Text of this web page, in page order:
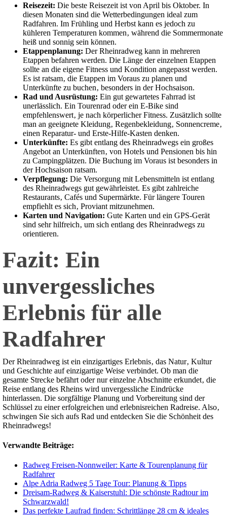
Reisezeit: Die beste Reisezeit ist von April bis Oktober. In
diesen Monaten sind die Wetterbedingungen ideal zum
Radfahren. Im Frühling und Herbst kann es jedoch zu
kühleren Temperaturen kommen‚ während die Sommermonate
heiß und sonnig sein können.
Etappenplanung: Der Rheinradweg kann in mehreren
Etappen befahren werden. Die Länge der einzelnen Etappen
sollte an die eigene Fitness und Kondition angepasst werden.
Es ist ratsam‚ die Etappen im Voraus zu planen und
Unterkünfte zu buchen‚ besonders in der Hochsaison.
Rad und Ausrüstung: Ein gut gewartetes Fahrrad ist
unerlässlich. Ein Tourenrad oder ein E-Bike sind
empfehlenswert‚ je nach körperlicher Fitness. Zusätzlich sollte
man an geeignete Kleidung‚ Regenbekleidung‚ Sonnencreme‚
einen Reparatur- und Erste-Hilfe-Kasten denken.
Unterkünfte: Es gibt entlang des Rheinradwegs ein großes
Angebot an Unterkünften‚ von Hotels und Pensionen bis hin
zu Campingplätzen. Die Buchung im Voraus ist besonders in
der Hochsaison ratsam.
Verpflegung: Die Versorgung mit Lebensmitteln ist entlang
des Rheinradwegs gut gewährleistet. Es gibt zahlreiche
Restaurants‚ Cafés und Supermärkte. Für längere Touren
empfiehlt es sich‚ Proviant mitzunehmen.
Karten und Navigation: Gute Karten und ein GPS-Gerät
sind sehr hilfreich‚ um sich entlang des Rheinradwegs zu
orientieren.
Fazit: Ein
unvergessliches
Erlebnis für alle
Radfahrer
Der Rheinradweg ist ein einzigartiges Erlebnis‚ das Natur‚ Kultur
und Geschichte auf einzigartige Weise verbindet. Ob man die
gesamte Strecke befährt oder nur einzelne Abschnitte erkundet‚ die
Reise entlang des Rheins wird unvergessliche Eindrücke
hinterlassen. Die sorgfältige Planung und Vorbereitung sind der
Schlüssel zu einer erfolgreichen und erlebnisreichen Radreise. Also‚
schwingen Sie sich aufs Rad und entdecken Sie die Schönheit des
Rheinradwegs!
Verwandte Beiträge:
Radweg Freisen-Nonnweiler: Karte & Tourenplanung für
Radfahrer
Alpe Adria Radweg 5 Tage Tour: Planung & Tipps
Dreisam-Radweg & Kaiserstuhl: Die schönste Radtour im
Schwarzwald!
Das perfekte Laufrad finden: Schrittlänge 28 cm & ideales